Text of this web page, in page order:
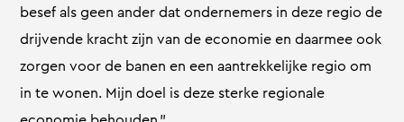
besef als geen ander dat ondernemers in deze regio de
drijvende kracht zijn van de economie en daarmee ook
zorgen voor de banen en een aantrekkelijke regio om
in te wonen. Mijn doel is deze sterke regionale